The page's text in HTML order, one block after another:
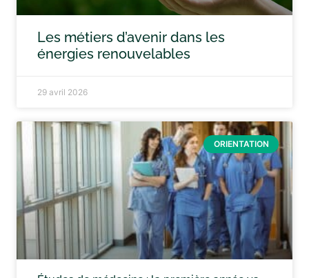
Les métiers d’avenir dans les
énergies renouvelables
29 avril 2026
ORIENTATION